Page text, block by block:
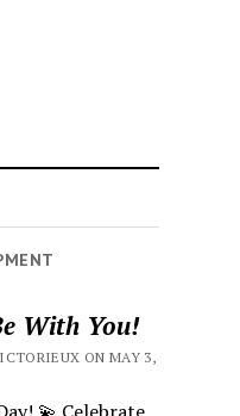
With You!
ON MAY 3,